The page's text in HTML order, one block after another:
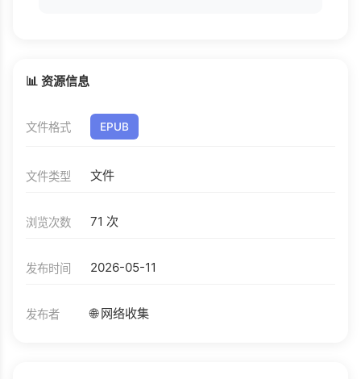
📊 资源信息
文件格式 EPUB
文件类型 文件
浏览次数 71 次
发布时间 2026-05-11
发布者 🌐 网络收集